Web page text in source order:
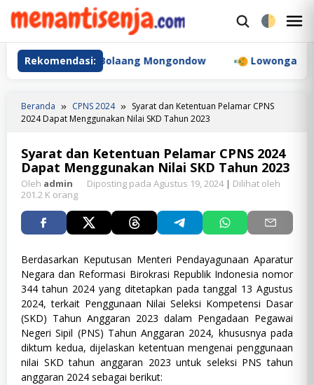
Rekomendasi:
Resources Bolaang Mongondow Lowongan Kerja
Beranda CPNS 2024
Syarat dan Ketentuan Pelamar CPNS
2024 Dapat Menggunakan Nilai SKD Tahun 2023
Syarat dan Ketentuan Pelamar CPNS 2024
Dapat Menggunakan Nilai SKD Tahun 2023
Oleh admin Diposting pada Agustus 19, 2024| Dilihat oleh
201.2 K orang
Berdasarkan Keputusan Menteri Pendayagunaan Aparatur
Negara dan Reformasi Birokrasi Republik Indonesia nomor
344 tahun 2024 yang ditetapkan pada tanggal 13 Agustus
2024, terkait Penggunaan Nilai Seleksi Kompetensi Dasar
(SKD) Tahun Anggaran 2023 dalam Pengadaan Pegawai
Negeri Sipil (PNS) Tahun Anggaran 2024, khususnya pada
diktum kedua, dijelaskan ketentuan mengenai penggunaan
nilai SKD tahun anggaran 2023 untuk seleksi PNS tahun
anggaran 2024 sebagai berikut: